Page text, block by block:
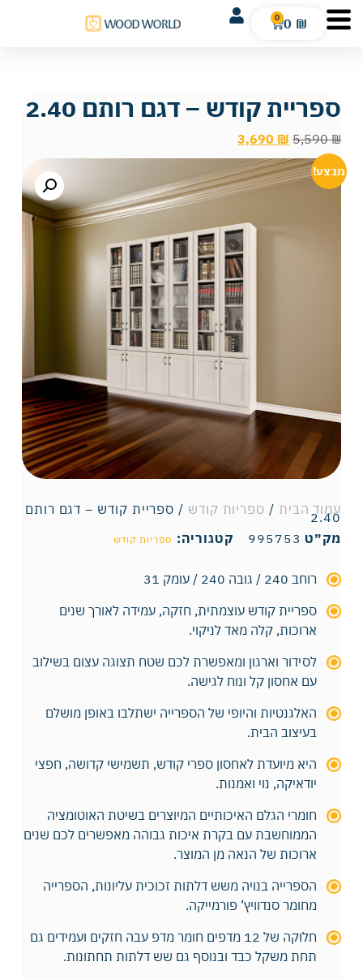
0 ₪
0
ספריית קודש – דגם רותם 2.40
5,590₪
3,690 ₪
מבצע!
עמוד הבית / ספריות קודש / ספריית קודש – דגם רותם
2.40
מק״ט 995753 קטגוריה: ספריות קודש
רוחב 240 / גובה 240 / עומק 31
ספריית קודש עוצמתית, חזקה, עמידה לאורך שנים
ארוכות, קלה מאד לניקוי.
לסידור וארגון ומאפשרת לכם שטח תצוגה עצום בשילוב
עם אחסון קל ונוח לגישה.
האלגנטיות והיופי של הספרייה ישתלבו באופן מושלם
בעיצוב הבית.
היא מיועדת לאחסון ספרי קודש, תשמישי קדושה, חפצי
יודאיקה, נוי ואמנות.
חומרי הגלם האיכותיים המיוצרים בשיטת האוטומציה
הממוחשבת עם בקרת איכות גבוהה מאפשרים לכם שנים
ארוכות של הנאה מן המוצר.
הספרייה בנויה משש דלתות זכוכית עליונות, הספרייה
מחומר סנדוויץ’ פורמייקה.
חלוקה של 12 מדפים חומר מדפ עבה חזקים ועמידים גם
תחת משקל כבד ובנוסף גם שש דלתות תחתונות.